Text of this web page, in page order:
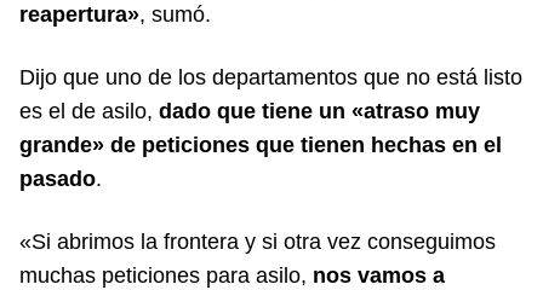
reapertura», sumó.
Dijo que uno de los departamentos que no está listo
es el de asilo, dado que tiene un «atraso muy
grande» de peticiones que tienen hechas en el
pasado.
«Si abrimos la frontera y si otra vez conseguimos
muchas peticiones para asilo, nos vamos a